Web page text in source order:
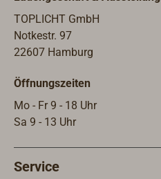
Schließfeder aus
A2-Edelstahl,
Dichtung aus
Nitril-
Ventil
funktinoniert in
jeder
BSPGewindefor
TOPLICHT GmbH
Notkestr. 97
22607 Hamburg
Öffnungszeiten
Mo - Fr 9 - 18 Uhr
Sa 9 - 13 Uhr
Service